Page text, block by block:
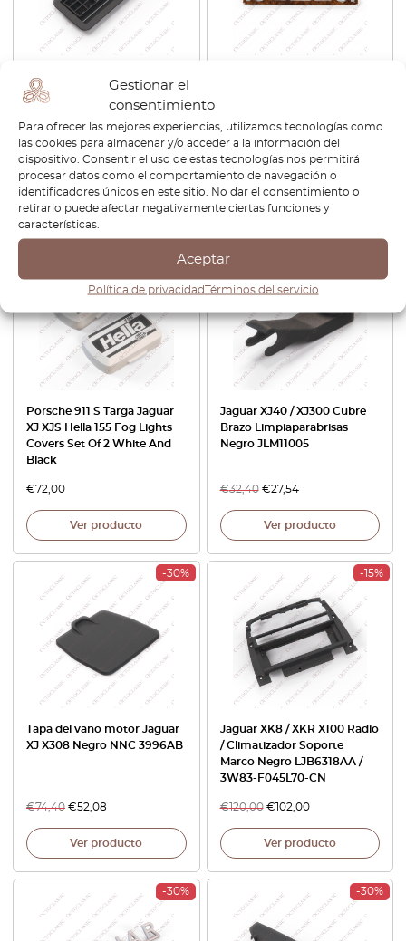
Gestionar el
consentimiento
Para ofrecer las mejores experiencias, utilizamos tecnologías como
las cookies para almacenar y/o acceder a la información del
dispositivo. Consentir el uso de estas tecnologías nos permitirá
procesar datos como el comportamiento de navegación o
identificadores únicos en este sitio. No dar el consentimiento o
retirarlo puede afectar negativamente ciertas funciones y
características.
Aceptar
Política de privacidadTérminos del servicio
Rejilla antivaho del
salpicadero Jaguar XJ Serie 1
/ 2 Negro 227118 / 227117
€ 61,20
Ver producto
Bisel Burr Walnut Wood
Veneer Trim JLM1941
358,80
Ver producto
Porsche 911 S Targa Jaguar
XJ XJS Hella 155 Fog Lights
Covers Set Of 2 White And
Black
€72,00
Ver producto
Jaguar XJ40 / XJ300 Cubre
Brazo Limpiaparabrisas
Negro JLM11005
€32,40 €27,54
Ver producto
-30%
Tapa del vano motor Jaguar
XJ X308 Negro NNC 3996AB
€74,40 €52,08
Ver producto
-15%
Jaguar XK8 / XKR X100 Radio
/ Climatizador Soporte
Marco Negro LJB6318AA /
3W83-F045L70-CN
€120,00 € 102,00
Ver producto
-30% -30%